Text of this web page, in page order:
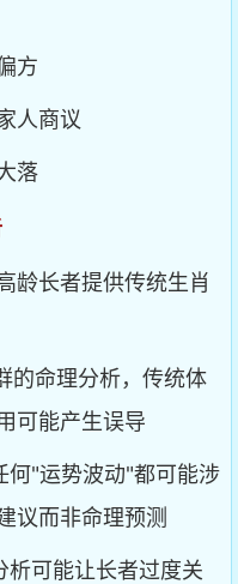
方
人商议
落
龄长者提供传统生肖
命理分析，传统体
可能产生误导
"运势波动"都可能涉
议而非命理预测
可能让长者过度关